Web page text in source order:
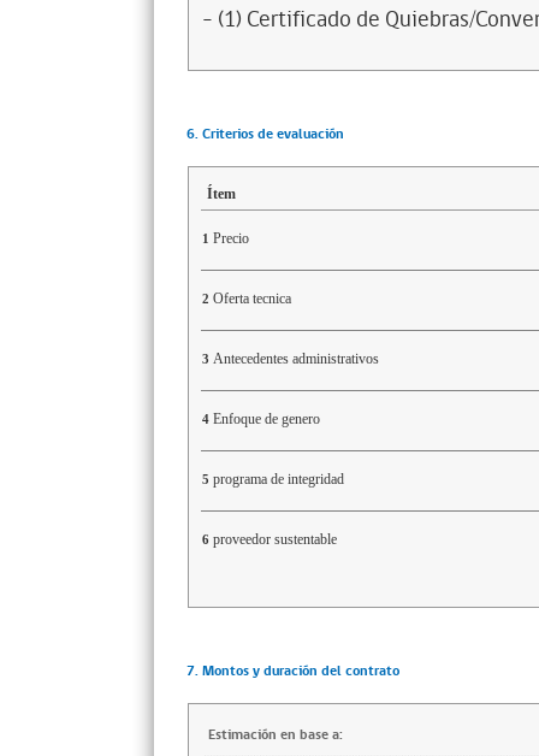
- (1) Certificado de Quiebras/
6. Criterios de evaluación
Ítem
1 Precio
2 Oferta tecnica
3 Antecedentes administrativos
4 Enfoque de genero
5 programa de integridad
6 proveedor sustentable
7. Montos y duración del contrato
Estimación en base a: